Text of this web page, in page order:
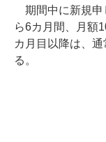
期間中に新規申
ら6カ月間、月額
カ月目以降は、
る。